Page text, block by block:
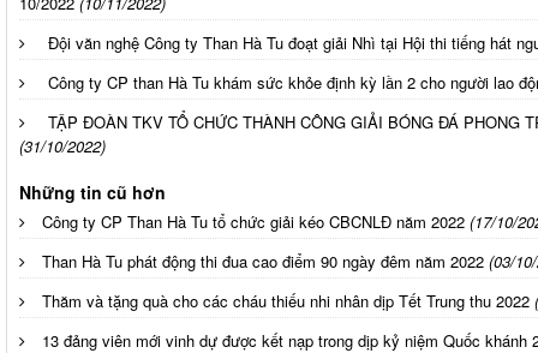
Đội văn nghệ Công ty Than Hà Tu đoạt giải Nhì tại Hội thi tiếng hát
Công ty CP than Hà Tu khám sức khỏe định kỳ lần 2 cho người lao
TẬP ĐOÀN TKV TỔ CHỨC THÀNH CÔNG GIẢI BÓNG ĐÁ PHONG
(31/10/2022)
Những tin cũ hơn
Công ty CP Than Hà Tu tổ chức giải kéo CBCNLĐ năm 2022 (17/10/
Than Hà Tu phát động thi đua cao điểm 90 ngày đêm năm 2022 (03/
Thăm và tặng quà cho các cháu thiếu nhi nhân dịp Tết Trung thu 2022
13 đảng viên mới vinh dự được kết nạp trong dịp kỷ niệm Quốc khánh